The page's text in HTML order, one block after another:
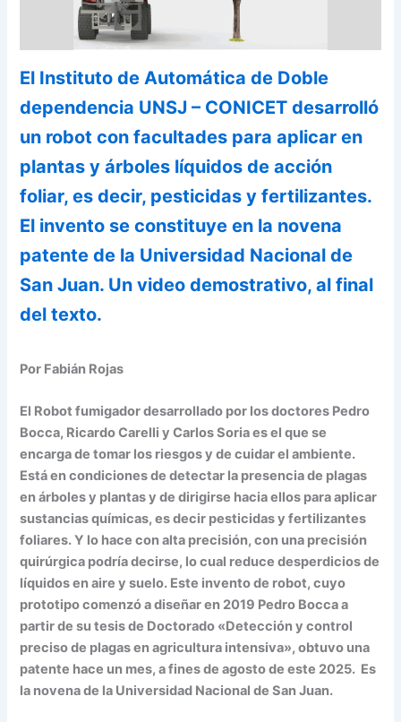
El Instituto de Automática de Doble
dependencia UNSJ – CONICET desarrolló
un robot con facultades para aplicar en
plantas y árboles líquidos de acción
foliar, es decir, pesticidas y fertilizantes.
El invento se constituye en la novena
patente de la Universidad Nacional de
San Juan. Un video demostrativo, al final
del texto.
Por Fabián Rojas
El Robot fumigador desarrollado por los doctores Pedro
Bocca, Ricardo Carelli y Carlos Soria es el que se
encarga de tomar los riesgos y de cuidar el ambiente.
Está en condiciones de detectar la presencia de plagas
en árboles y plantas y de dirigirse hacia ellos para aplicar
sustancias químicas, es decir pesticidas y fertilizantes
foliares. Y lo hace con alta precisión, con una precisión
quirúrgica podría decirse, lo cual reduce desperdicios de
líquidos en aire y suelo. Este invento de robot, cuyo
prototipo comenzó a diseñar en 2019 Pedro Bocca a
partir de su tesis de Doctorado «Detección y control
preciso de plagas en agricultura intensiva», obtuvo una
patente hace un mes, a fines de agosto de este 2025. Es
la novena de la Universidad Nacional de San Juan.